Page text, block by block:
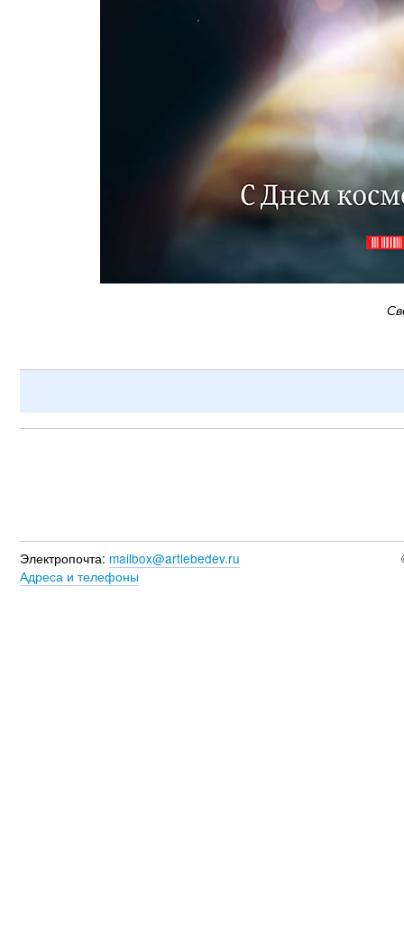
Электропочта: mailbox@artlebedev.ru
Адреса и телефоны